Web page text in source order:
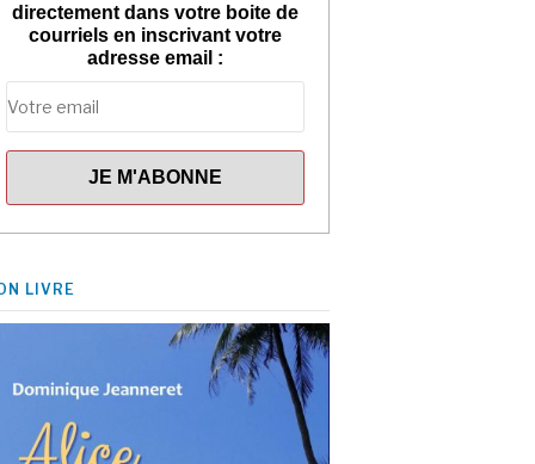
directement dans votre boite de
courriels en inscrivant votre
adresse email :
LIVRE